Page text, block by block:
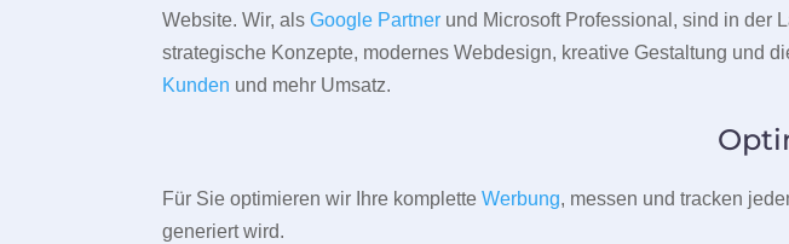
Website. Wir, alsGoogle Partner und Microsoft Professional, sind in der
strategische Konzepte, modernes Webdesign, kreative Gestaltung und
Kunden und mehr Umsatz.
Für Sie optimieren wir Ihre kompletteWerbung, messen und tracken
generiert wird.